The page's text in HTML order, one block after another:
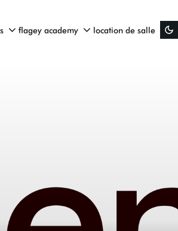
flagey academy location de salle